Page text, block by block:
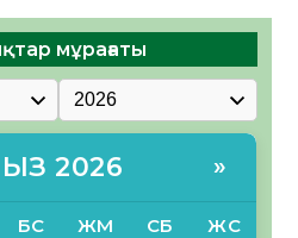
мұрағаты
2026 »
БС ЖМ СБ ЖС